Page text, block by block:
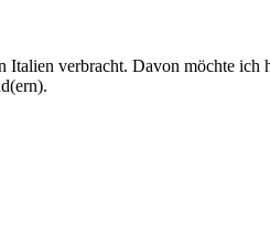
verbracht. Davon möchte